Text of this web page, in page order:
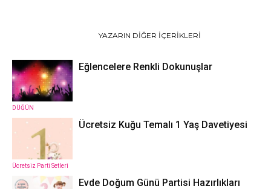
YAZARIN DIĞER İÇERIKLERI
DÜĞÜN
Eğlencelere Renkli Dokunuşlar
Ücretsiz Parti Setleri
Ücretsiz Kuğu Temalı 1 Yaş Davetiyesi
Evde Doğum Günü Partisi Hazırlıkları